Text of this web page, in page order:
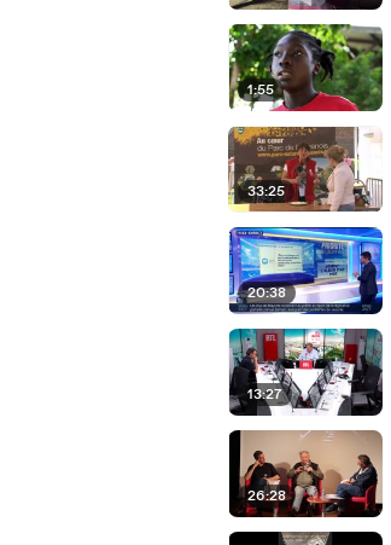
1:55
33:25
20:38
13:27
26:28